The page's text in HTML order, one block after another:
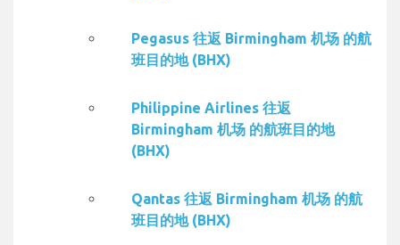
Pegasus 往返 Birmingham 机场 的航
班目的地 (BHX)
Philippine Airlines 往返
Birmingham 机场 的航班目的地
(BHX)
Qantas 往返 Birmingham 机场 的航
班目的地 (BHX)